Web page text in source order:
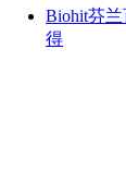
Biohit芬兰
得